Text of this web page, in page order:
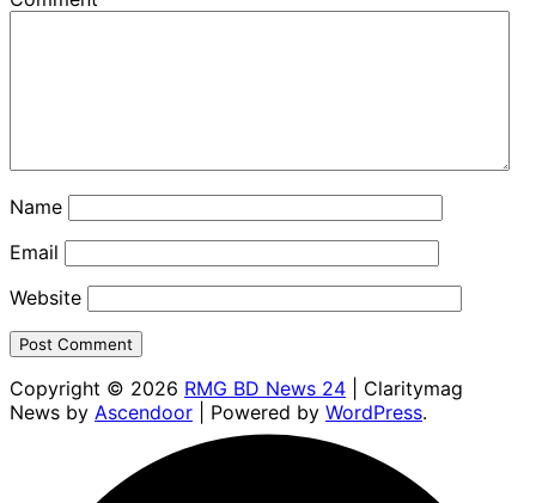
Name
Email
Website
Copyright © 2026 RMG BD News 24 | Claritymag
News by Ascendoor | Powered by WordPress.